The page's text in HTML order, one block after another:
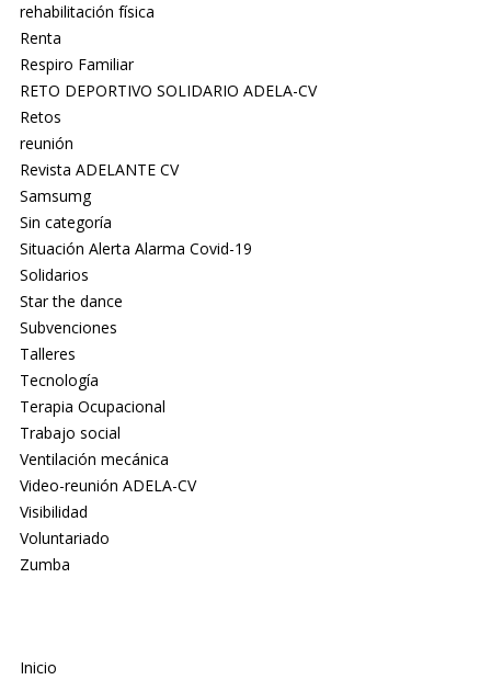
rehabilitación física
Renta
Respiro Familiar
RETO DEPORTIVO SOLIDARIO ADELA-CV
Retos
reunión
Revista ADELANTE CV
Samsumg
Sin categoría
Situación Alerta Alarma Covid-19
Solidarios
Star the dance
Subvenciones
Talleres
Tecnología
Terapia Ocupacional
Trabajo social
Ventilación mecánica
Video-reunión ADELA-CV
Visibilidad
Voluntariado
Zumba
Inicio